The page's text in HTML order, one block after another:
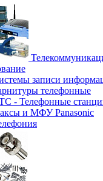
записи
телефонные
- Телефонные
и МФУ Panasonic